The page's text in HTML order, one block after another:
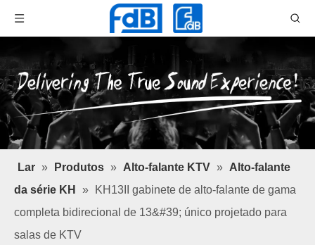
Lar » Produtos » Alto-falante KTV » Alto-falante
da série KH
»
KH13II gabinete de alto-falante de gama
completa bidirecional de 13&#39; único projetado para
salas de KTV